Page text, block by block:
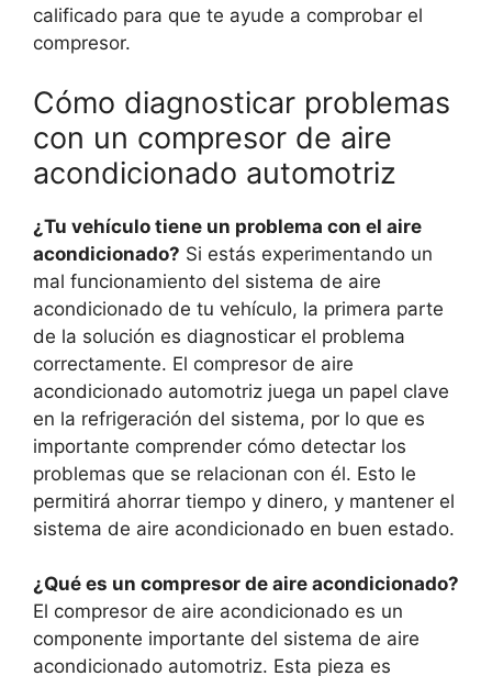
calificado para que te ayude a comprobar el
compresor.
Cómo diagnosticar problemas
con un compresor de aire
acondicionado automotriz
¿Tu vehículo tiene un problema con el aire
acondicionado? Si estás experimentando un
mal funcionamiento del sistema de aire
acondicionado de tu vehículo, la primera parte
de la solución es diagnosticar el problema
correctamente. El compresor de aire
acondicionado automotriz juega un papel clave
en la refrigeración del sistema, por lo que es
importante comprender cómo detectar los
problemas que se relacionan con él. Esto le
permitirá ahorrar tiempo y dinero, y mantener el
sistema de aire acondicionado en buen estado.
¿Qué es un compresor de aire acondicionado?
El compresor de aire acondicionado es un
componente importante del sistema de aire
acondicionado automotriz. Esta pieza es